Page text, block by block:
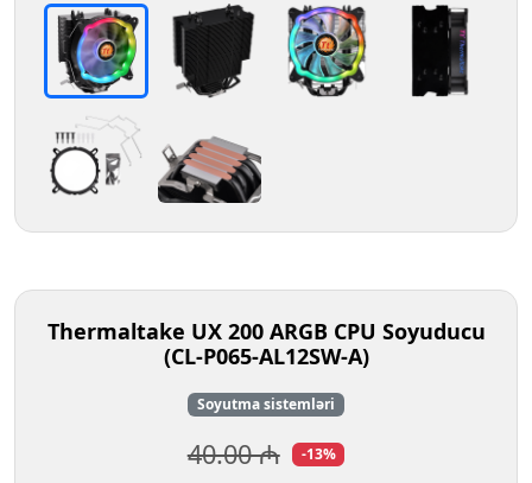
Thermaltake UX 200 ARGB CPU Soyuducu
(CL-P065-AL12SW-A)
Soyutma sistemləri
40.00 ₼ -13%